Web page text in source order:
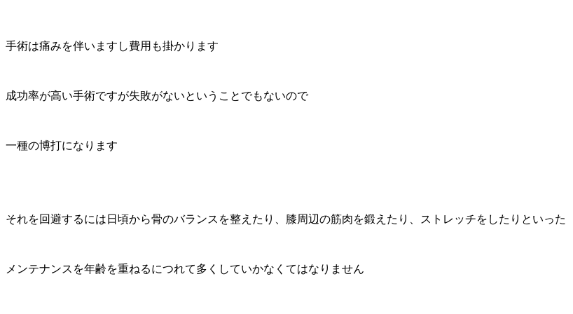
手術は痛みを伴いますし費用も掛かります
成功率が高い手術ですが失敗がないということでもないので
一種の博打になります
それを回避するには日頃から骨のバランスを整えたり、膝周辺の筋肉を鍛えたり、ストレッチをしたりといった
メンテナンスを年齢を重ねるにつれて多くしていかなくてはなりません